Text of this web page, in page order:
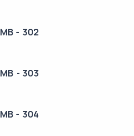
MB - 302
MB - 303
MB - 304